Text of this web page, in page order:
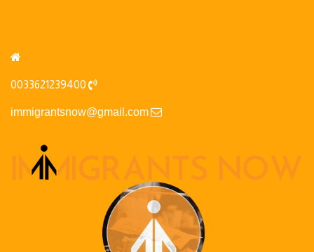
immigrantsnow@gmail.com